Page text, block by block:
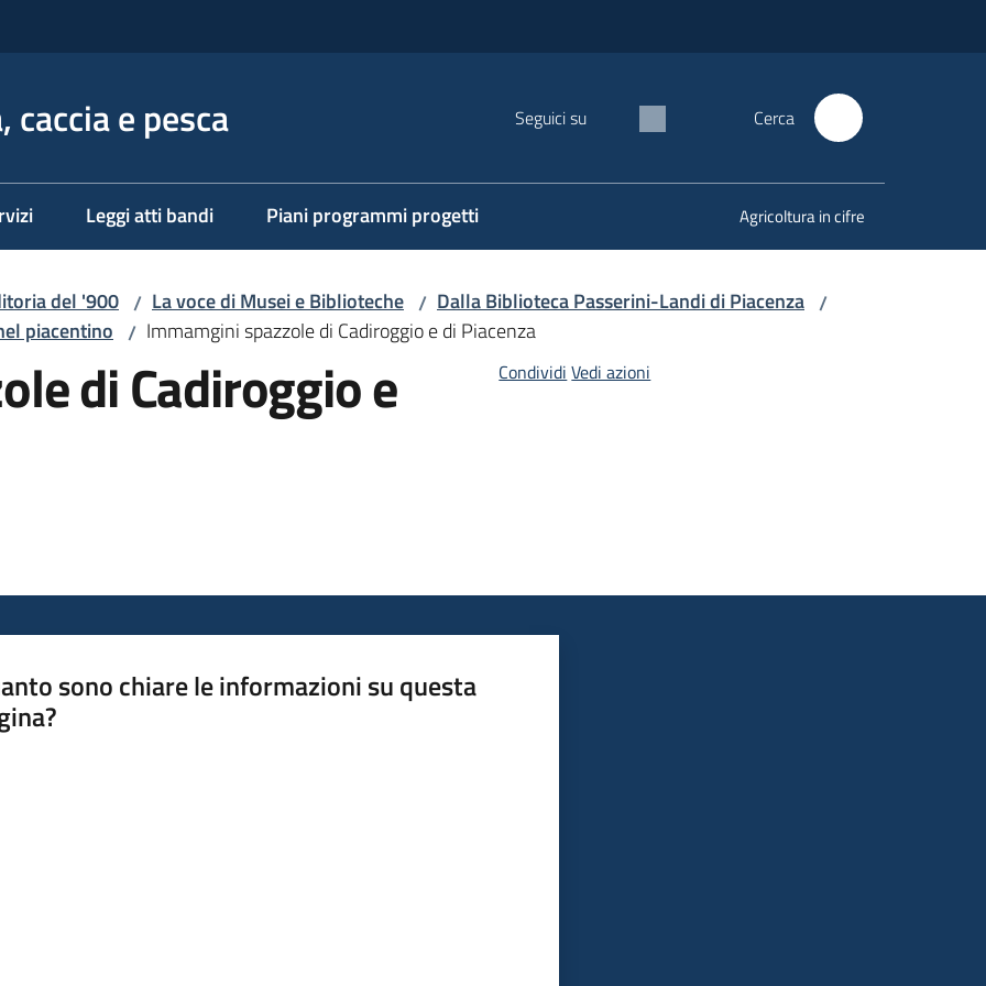
e pesca Seguici su Cerca
Leggi atti bandi Piani programmi progetti Agricoltura in cifre
del '900 / La voce di Musei e Biblioteche / Dalla Biblioteca Passerini-Landi di Piacenza /
piacentino / Immamgini spazzole di Cadiroggio e di Piacenza
di Cadiroggio e
Condividi Vedi azioni
sono chiare le informazioni su questa